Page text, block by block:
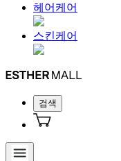
헤어케어
스킨케어
검색